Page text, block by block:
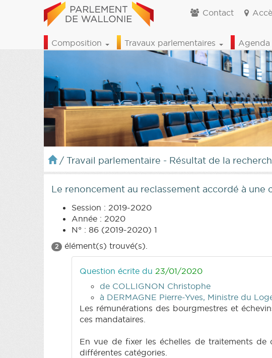
Contact
Composition Travaux parlementaires Agenda
/ Travail parlementaire - Résultat de la
Le renoncement au reclassement accordé à une
Session : 2019-2020
Année : 2020
N° : 86 (2019-2020) 1
2 élément(s) trouvé(s).
Question écrite du 23/01/2020
de COLLIGNON Christophe
à DERMAGNE Pierre-Yves, Ministre du
Les rémunérations des bourgmestres et
ces mandataires.
En vue de fixer les échelles de traitements
différentes catégories.